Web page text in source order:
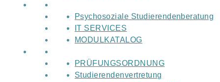
Psychosoziale Studierendenberatung
IT SERVICES
MODULKATALOG
PRÜFUNGSORDNUNG
Studierendenvertretung